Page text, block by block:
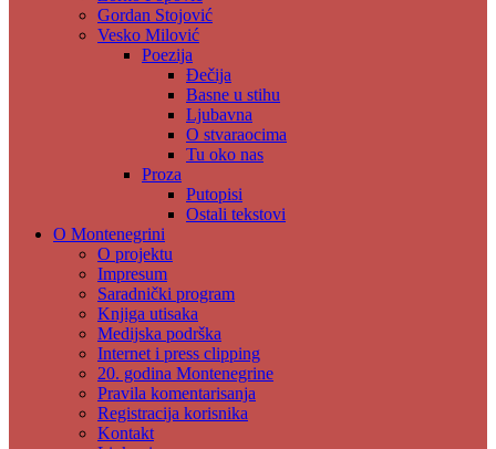
Gordan Stojović
Vesko Milović
Poezija
Đečija
Basne u stihu
Ljubavna
O stvaraocima
Tu oko nas
Proza
Putopisi
Ostali tekstovi
O Montenegrini
O projektu
Impresum
Saradnički program
Knjiga utisaka
Medijska podrška
Internet i press clipping
20. godina Montenegrine
Pravila komentarisanja
Registracija korisnika
Kontakt